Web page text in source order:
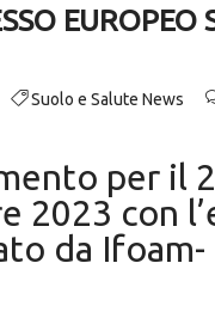
EUROPEO
Suolo e Salute News
per il
2023 con
da Ifoam-